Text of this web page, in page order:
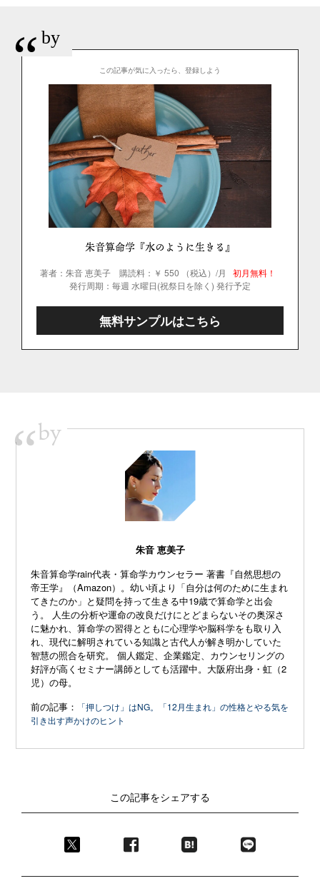
“ by
この記事が気に入ったら、登録しよう
朱音算命学『水のように生きる』
著者：朱音 恵美子 購読料：￥ 550 （税込）/月
初月無料！
発行周期：毎週 水曜日(祝祭日を除く) 発行予定
無料サンプルはこちら
“by
朱音 恵美子
朱音算命学rain代表・算命学カウンセラー 著書『自然思想の
帝王学』（Amazon）。幼い頃より「自分は何のために生まれ
てきたのか」と疑問を持って生きる中19歳で算命学と出会
う。 人生の分析や運命の改良だけにとどまらないその奥深さ
に魅かれ、算命学の習得とともに心理学や脳科学をも取り入
れ、現代に解明されている知識と古代人が解き明かしていた
智慧の照合を研究。 個人鑑定、企業鑑定、カウンセリングの
好評が高くセミナー講師としても活躍中。大阪府出身・虹（2
児）の母。
前の記事：
「押しつけ」はNG。「12月生まれ」の性格とやる気を
引き出す声かけのヒント
この記事をシェアする